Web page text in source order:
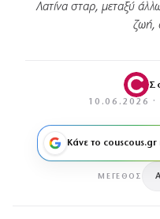
Λατίνα σταρ, μεταξύ
ζωή,
10.06.2026 ·
Κάνε το
ΜΈΓΕΘΟΣ